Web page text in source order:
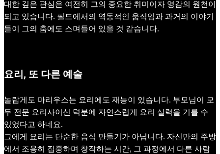
대한 깊은 관심은 여전히 그의 중요한 취미이자 영감의 원천이
되고 있습니다. 필드에서의 역동적인 움직임과 과거의 이야기
들이 그의 춤에도 스며들어 있을 것 같습니다.
요리, 또 다른 예술
놀랍게도 마리우스는 요리에도 재능이 있습니다. 부모님이 모
두 전문 요리사이신 덕분에 자연스럽게 요리 실력을 기를 수
있었다고 하네요.
그에게 요리는 단순한 음식 만들기가 아닙니다. 자신만의 주방
에서 조용히 집중하며 창작하는 시간, 그 과정에서 다른 사람